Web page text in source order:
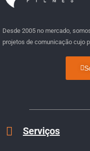
Desde 2005 no mercado,
projetos de comunicação cujo
Serviços